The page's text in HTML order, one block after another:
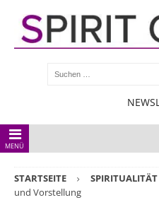
MENÜ
STARTSEITE SPIRITUALITÄT
und Vorstellung